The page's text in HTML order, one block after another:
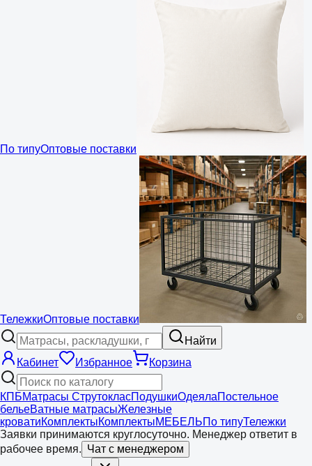
По типуОптовые поставки
ТележкиОптовые поставки
Найти
Кабинет
Избранное Корзина
КПБМатрасы СтрутокласПодушкиОдеялаПостельное
бельеВатные матрасыЖелезные
кроватиКомплектыКомплектыМЕБЕЛЬПо типуТележки
Заявки принимаются круглосуточно. Менеджер ответит в
рабочее время. Чат с менеджером